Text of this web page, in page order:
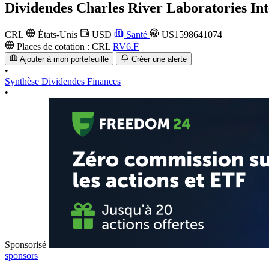
Dividendes Charles River Laboratories
CRL États-Unis USD Santé
US1598641074
Places de cotation : CRL RV6.F
Ajouter à mon portefeuille Créer une alerte
•
Synthèse Dividendes Finances
•
Sponsorisé
sponsors